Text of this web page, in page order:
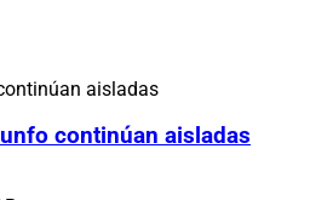
continúan aisladas